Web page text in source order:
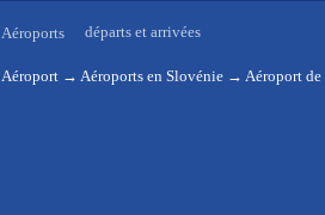
Aéroports départs et arrivées
Aéroport → Aéroports en Slovénie → Aéroport de